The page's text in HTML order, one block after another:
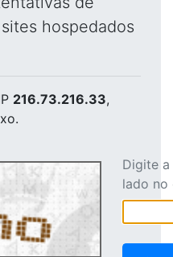
hospedados
216.73.216.33,
Digite
lado no